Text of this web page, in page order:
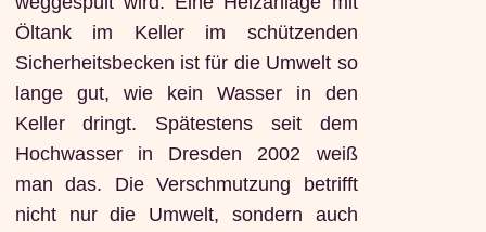
Öltank im Keller im schützenden
Sicherheitsbecken ist für die Umwelt so
lange gut, wie kein Wasser in den
Keller dringt. Spätestens seit dem
Hochwasser in Dresden 2002 weiß
man das. Die Verschmutzung betrifft
nicht nur die Umwelt, sondern auch